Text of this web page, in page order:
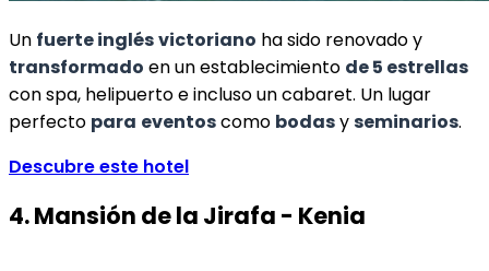
Un fuerte inglésvictoriano ha sido renovado y
transformado en un establecimiento de 5 estrellas
con spa, helipuerto e incluso un cabaret. Un lugar
perfecto para eventoscomo bodasyseminarios.
Descubre este hotel
4. Mansión de la Jirafa - Kenia